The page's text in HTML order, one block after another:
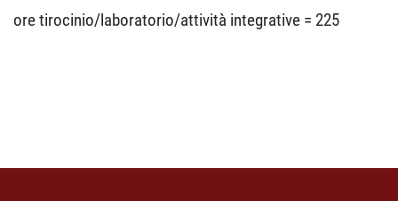
ore tirocinio/laboratorio/attività integrative = 225